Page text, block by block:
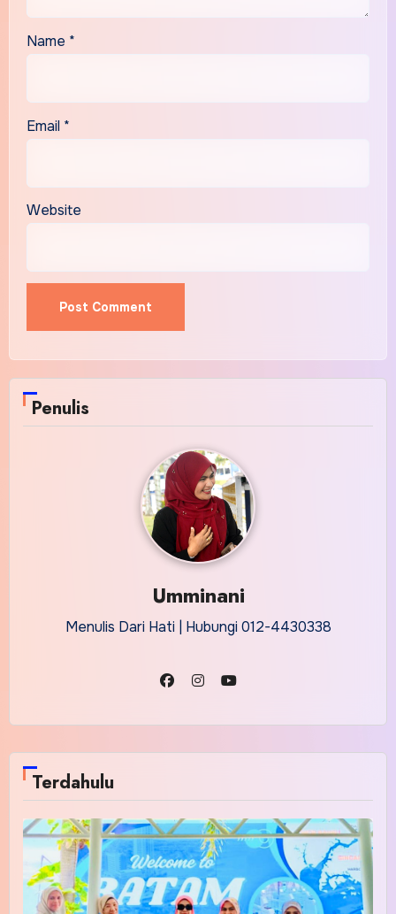
Name *
Email *
Website
Penulis
Umminani
Menulis Dari Hati | Hubungi 012-4430338
Terdahulu